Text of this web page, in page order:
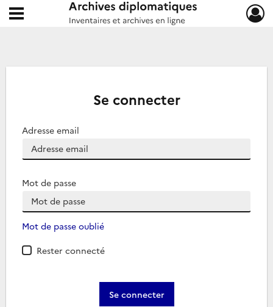
Archives diplomatiques
Ouvrir le menu déroulant
Se connecter
Adresse email
Mot de passe
Mot de passe oublié
Rester connecté
Se connecter